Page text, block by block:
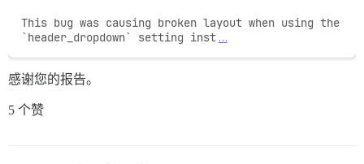
This bug was causing broken layout when using the
`header_dropdown` setting inst …
感谢您的报告。
5 个赞